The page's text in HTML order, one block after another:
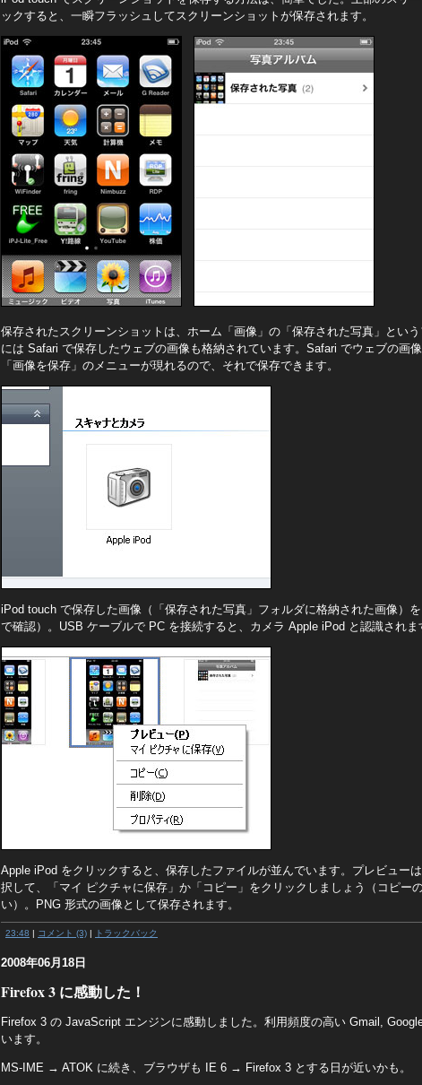
ックすると、一瞬フラッシュしてスクリーンショットが保存されます。
保存されたスクリーンショットは、ホーム「画像」の「保存された写真」とい
には Safari で保存したウェブの画像も格納されています。Safari でウェブの画
「画像を保存」のメニューが現れるので、それで保存できます。
iPod touch で保存した画像（「保存された写真」フォルダに格納された画像）
で確認）。USB ケーブルで PC を接続すると、カメラ Apple iPod と認識されま
Apple iPod をクリックすると、保存したファイルが並んでいます。プレビュー
択して、「マイ ピクチャに保存」か「コピー」をクリックしましょう（コピー
い）。PNG 形式の画像として保存されます。
23:48 | コメント (3) | トラックバック
2008年06月18日
Firefox 3 に感動した！
Firefox 3 の JavaScript エンジンに感動しました。利用頻度の高い Gmail,
います。
MS-IME → ATOK に続き、ブラウザも IE 6 → Firefox 3 とする日が近いかも。